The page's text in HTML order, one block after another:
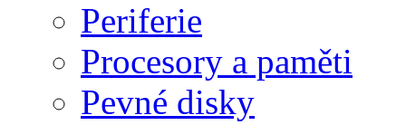
Periferie
Procesory a paměti
Pevné disky